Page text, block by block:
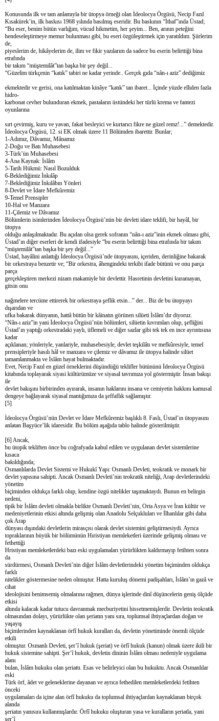
Konusunda ilk ve tam anlamıyla bir ütopya örneği olan İdeolocya Örgüsü, Necip Fazıl
Kısakürek’in, ilk baskısı 1968 yılında basılmış eseridir. Bu baskının “İthaf”ında Üstad;
“Bu eser, benim bütün varlığım, vücud hikmetim, her şeyim... Ben, arının peteğini
hendeseleştirmeye memur bulunması gibi, bu eseri özgüleştirmek için yaratıldım. Şiirlerim
de,
piyeslerim de, hikâyelerim de, ilim ve fikir yazılarım da sadece bu eserin belirttiği bina
etrafında
bir takım “müştemilât”tan başka bir şey değil...
“Güzelim türkçenin “katık” tabiri ne kadar yerinde.. Gerçek gıda “nân-ı aziz” dediğimiz
ekmektedir ve gerisi, ona katılmaktan kinâye “katık” tan ibaret... İçinde yüzde elliden fazla
hidro-
karbonat cevher bulunduran ekmek, pastaların üstündeki her türlü krema ve fantezi
oyunlarına
sırt çevirmiş, kuru ve yavan, fakat besleyici ve kurtarıcı fikre ne güzel remz!...” demektedir.
İdeolocya Örgüsü, 12. si EK olmak üzere 11 Bölümden ibarettir. Bunlar;
1-Adımız, Dâvamız, Mânamız
2-Doğu ve Batı Muhasebesi
3-Türk’ün Muhasebesi
4-Ana Kaynak: İslâm
5-Tarih Hükmü: Nasıl Bozulduk
6-Beklediğimiz İnkılâp
7-Beklediğimiz İnkılâbın Yönleri
8-Devlet ve İdare Mefkûremiz
9-Temel Prensipler
10-Hal ve Manzara
11-Çilemiz ve Dâvamız
Bölümlerin isimlerinden İdeolocya Örgüsü’nün bir devleti idare teklifi, bir hayâl, bir
ütopya
olduğu anlaşılmaktadır. Bu açıdan olsa gerek sofranın “nân-ı aziz”inin ekmek olması gibi,
Üstad’ın diğer eserleri de kendi ifadesiyle “bu eserin belirttiği bina etrafında bir takım
“müştemilât”tan başka bir şey değil...”
Üstad, hayâlini anlattığı İdeolocya Örgüsü’nde ütopyasını, içeriden, derinliğine bakarak
bir orkestraya benzetir ve; “Bir orkestra, âhengindeki terkibi ifade bütünü ve onu parça
parça
gerçekleştiren merkezi nizam makamiyle bir devlettir. Hasretinin devletini kuramayan,
gitsin onu
nağmelere tercüme ettirerek bir orkestraya şeflik etsin...” der... Biz de bu ütopyayı
dışarıdan ve
ufka bakarak dünyanın, hattâ bütün bir kâinatın görünen silüeti İslâm’dır diyoruz.
“Nân-ı aziz”in yani İdeolocya Örgüsü’nün bölümleri, silüetin kıvrımları olup, şefliğini
Üstad’ın yaptığı orkestradaki yaylı, üflemeli ve diğer sazlar gibi tek tek en ince ayrıntısına
kadar
açıklanan; yönleriyle, yanlariyle, muhasebesiyle, devlet teşkilâtı ve mefkûresiyle, temel
prensipleriyle hasılı hâl ve manzara ve çilemiz ve dâvamız ile ütopya halinde silüet
tamamlanmakta ve İslâm hayat bulmaktadır.
Evet, Necip Fazıl en güzel örneklerini düşündüğü teklifler bütününü İdeolocya Örgüsü
kitabında toplayarak siyasi kültürümüze ve siyasal tavrımıza yol göstermiştir. İnsan bakışı
ile
devlet bakışını birbirinden ayırarak, insanın haklarını insana ve cemiyetin hakkını kamusal
dengeye bağlayarak siyasal mantığımıza da şeffaflık sağlamıştır.
[5]
İdeolocya Örgüsü’nün Devlet ve İdare Mefkûremiz başlıklı 8. Faslı, Üstad’ın ütopyasını
anlatan Başyüce’lik idaresidir. Bu bölüm aşağıda tablo halinde gösterilmiştir.
[6] Ancak,
bu ütopik tekliften önce bu coğrafyada kabul edilen ve uygulanan devlet sistemlerine
kısaca
bakıldığında;
Osmanlılarda Devlet Sistemi ve Hukukî Yapı: Osmanlı Devleti, teokratik ve monark bir
devlet yapısına sahipti. Ancak Osmanlı Devleti’nin teokratik niteliği, Arap devletlerindeki
yönetim
biçiminden oldukça farklı olup, kendine özgü nitelikler taşımaktaydı. Bunun en belirgin
nedeni,
tipik bir İslâm devleti olmakla birlikte Osmanlı Devleti’nin, Orta Asya ve İran kültür ve
medeniyetlerinin etkisi altında gelişmiş olan Anadolu Selçukluları ve İlhanlılar gibi daha
çok Arap
dünyası dışındaki devletlerin mirasçısı olarak devlet sistemini geliştirmesiydi. Ayrıca
topraklarının büyük bir bölümünün Hıristiyan memleketleri üzerinde gelişmiş olması ve
fethettiği
Hristiyan memleketlerdeki bazı eski uygulamaları yürürlükten kaldırmayıp fetihten sonra
da
sürdürmesi, Osmanlı Devleti’nin diğer İslâm devletlerindeki yönetim biçiminden oldukça
farklı
nitelikler göstermesine neden olmuştur. Hatta kuruluş dönemi padişahları, İslâm’ın gazâ ve
cihat
ideolojisini benimsemiş olmalarına rağmen, dünya işlerinde dinî düşüncelerin geniş ölçüde
etkisi
altında kalacak kadar tutucu davranmak mecburiyetini hissetmemişlerdir. Devletin teokratik
olmasından dolayı, yürürlükte olan şeriatın yanı sıra, toplumsal ihtiyaçlardan doğan ve
yaşayış
biçimlerinden kaynaklanan örfî hukuk kuralları da, devletin yönetiminde önemli ölçüde
etkili
olmuştur. Osmanlı Devleti, şer’î hukuk (şeriat) ve örfî hukuk (kanun) olmak üzere ikili bir
hukuk sistemine sahipti. Şer’î hukuk, devletin dininin İslâm olması nedeniyle uygulama
alanı
bulan, İslâm hukuku olan şeriattı. Esas ve belirleyici olan bu hukuktu. Ancak Osmanlılar
eski
Türk örf, âdet ve geleneklerine dayanan ve ayrıca fethedilen memleketlerdeki fetihten
önceki
uygulamaları da içine alan örfî hukuku da toplumsal ihtiyaçlardan kaynaklanan birçok
alanda
şeriatın yanısıra kullanmışlardır. Örfî hukuku oluşturan yasa ve kuralların şeriatla, yani
şer’î